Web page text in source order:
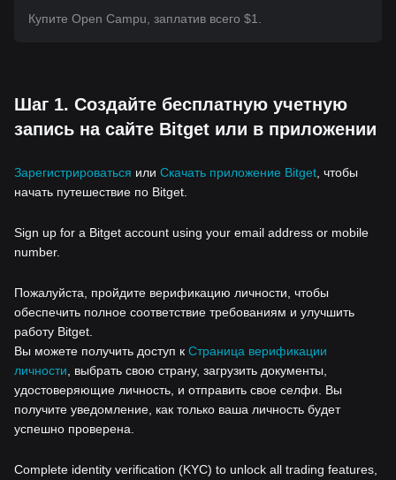
Купите Open Campu, заплатив всего $1.
Шаг 1. Создайте бесплатную учетную
запись на сайте Bitget или в приложении
Зарегистрироваться или Скачать приложение Bitget , чтобы
начать путешествие по Bitget.
Sign up for a Bitget account using your email address or mobile
number.
Пожалуйста, пройдите верификацию личности, чтобы
обеспечить полное соответствие требованиям и улучшить
работу Bitget.
Вы можете получить доступ к Страница верификации
личности , выбрать свою страну, загрузить документы,
удостоверяющие личность, и отправить свое селфи. Вы
получите уведомление, как только ваша личность будет
успешно проверена.
Complete identity verification (KYC) to unlock all trading features,